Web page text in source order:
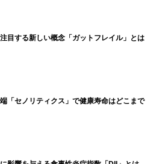
目する新しい概念「ガットフレイル」とは
「セノリティクス」で健康寿命はどこまで